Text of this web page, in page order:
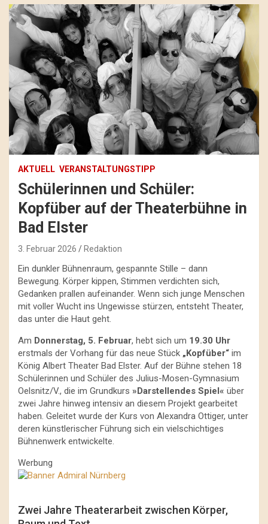
AKTUELL VERANSTALTUNGSTIPP
Schülerinnen und Schüler:
Kopfüber auf der Theaterbühne in
Bad Elster
3. Februar 2026 Redaktion
Ein dunkler Bühnenraum, gespannte Stille – dann
Bewegung. Körper kippen, Stimmen verdichten sich,
Gedanken prallen aufeinander. Wenn sich junge Menschen
mit voller Wucht ins Ungewisse stürzen, entsteht Theater,
das unter die Haut geht.
Am Donnerstag, 5. Februar, hebt sich um 19.30 Uhr
erstmals der Vorhang für das neue Stück „Kopfüber“ im
König Albert Theater Bad Elster. Auf der Bühne stehen 18
Schülerinnen und Schüler des Julius-Mosen-Gymnasium
Oelsnitz/V., die im Grundkurs »Darstellendes Spiel« über
zwei Jahre hinweg intensiv an diesem Projekt gearbeitet
haben. Geleitet wurde der Kurs von Alexandra Ottiger, unter
deren künstlerischer Führung sich ein vielschichtiges
Bühnenwerk entwickelte.
Werbung
Zwei Jahre Theaterarbeit zwischen Körper,